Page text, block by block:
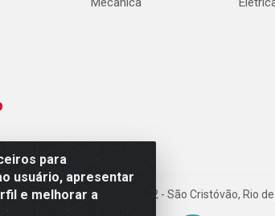
para
usuário, apresentar
e melhorar a
- Rua Carneiro de Campos, 42 - São Cristóvão, Rio